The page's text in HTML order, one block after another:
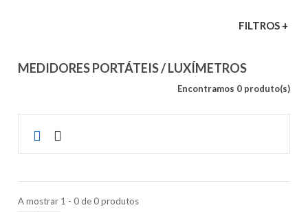
FILTROS +
MEDIDORES PORTÁTEIS / LUXÍMETROS
Encontramos 0 produto(s)
A mostrar 1 - 0 de 0 produtos